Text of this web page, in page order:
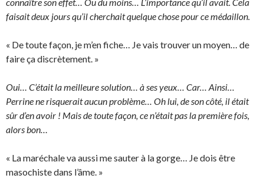
faisait deux jours qu’il cherchait quelque chose pour ce médaillon.
« De toute façon, je m’en fiche… Je vais trouver un moyen… de
faire ça discrètement. »
Oui… C’était la meilleure solution… à ses yeux… Car… Ainsi…
Perrine ne risquerait aucun problème… Oh lui, de son côté, il était
sûr d’en avoir ! Mais de toute façon, ce n’était pas la première fois,
alors bon…
« La maréchale va aussi me sauter à la gorge… Je dois être
masochiste dans l’âme. »